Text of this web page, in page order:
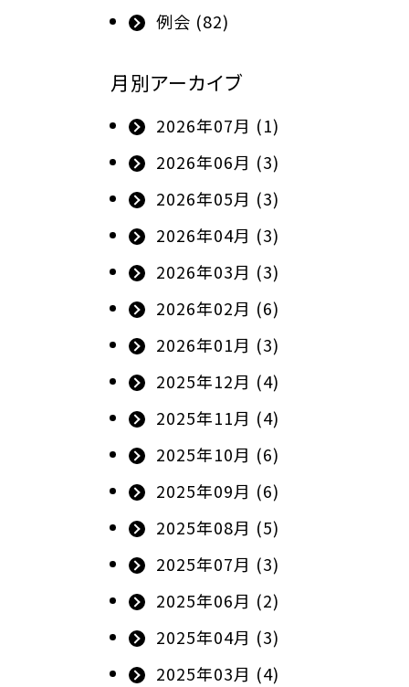
例会 (82)
月別アーカイブ
2026年07月 (1)
2026年06月 (3)
2026年05月 (3)
2026年04月 (3)
2026年03月 (3)
2026年02月 (6)
2026年01月 (3)
2025年12月 (4)
2025年11月 (4)
2025年10月 (6)
2025年09月 (6)
2025年08月 (5)
2025年07月 (3)
2025年06月 (2)
2025年04月 (3)
2025年03月 (4)